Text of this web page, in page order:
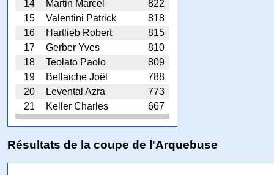
14
Martin Marcel
822
15
Valentini Patrick
818
16
Hartlieb Robert
815
17
Gerber Yves
810
18
Teolato Paolo
809
19
Bellaiche Joël
788
20
Levental Azra
773
21
Keller Charles 667
Résultats de la coupe de l'Arquebuse